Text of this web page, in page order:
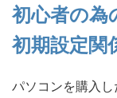
初心者の為
初期設定関
パソコンを購入